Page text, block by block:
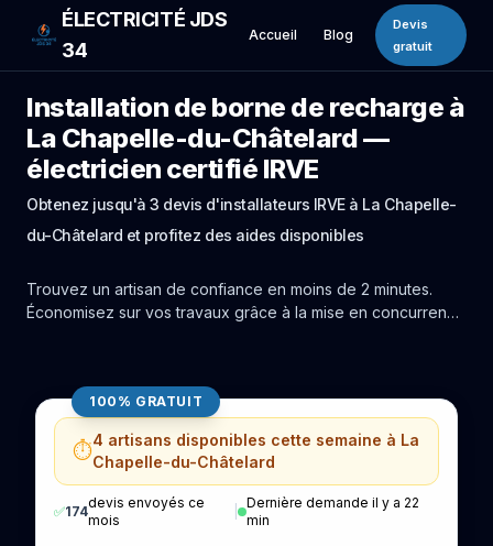
ÉLECTRICITÉ JDS
34
Accueil Blog
Devis
gratuit
Installation de borne de recharge à
La Chapelle-du-Châtelard —
électricien certifié IRVE
Obtenez jusqu'à 3 devis d'installateurs IRVE à La Chapelle-
du-Châtelard et profitez des aides disponibles
Trouvez un artisan de confiance en moins de 2 minutes.
Économisez sur vos travaux grâce à la mise en concurrence
100% GRATUIT
⏱️4 artisans disponibles cette semaine à La
Chapelle-du-Châtelard
✅174
devis envoyés ce
mois
|
Dernière demande il y a 22
min